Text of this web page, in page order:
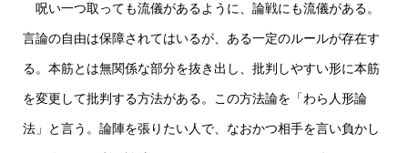
呪い一つ取っても流儀があるように、論戦にも流儀がある。
言論の自由は保障されてはいるが、ある一定のルールが存在す
る。本筋とは無関係な部分を抜き出し、批判しやすい形に本筋
を変更して批判する方法がある。この方法論を「わら人形論
法」と言う。論陣を張りたい人で、なおかつ相手を言い負かし